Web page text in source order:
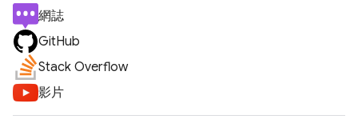
網誌
GitHub
Stack Overflow
影片